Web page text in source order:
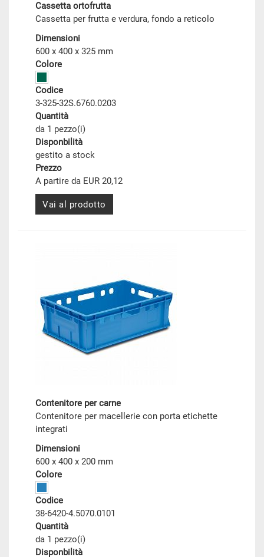
Cassetta ortofrutta
Cassetta per frutta e verdura, fondo a reticolo
Dimensioni
600 x 400 x 325 mm
Colore
Codice
3-325-32S.6760.0203
Quantità
da 1 pezzo(i)
Disponbilità
gestito a stock
Prezzo
A partire da EUR 20,12
Vai al prodotto
Contenitore per carne
Contenitore per macellerie con porta etichette
integrati
Dimensioni
600 x 400 x 200 mm
Colore
Codice
38-6420-4.5070.0101
Quantità
da 1 pezzo(i)
Disponbilità